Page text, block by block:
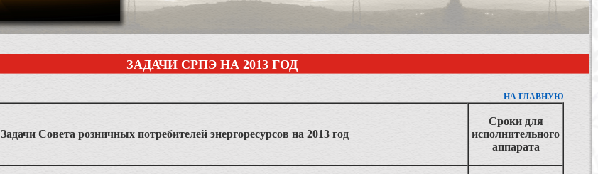
ЗАДАЧИ СРПЭ НА 2013 ГОД
НА ГЛАВНУЮ
Задачи Совета розничных потребителей энергоресурсов на 2013 год
Сроки для
исполнительного
аппарата